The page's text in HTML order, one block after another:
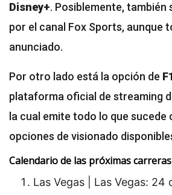
Disney+. Posiblemente, también
por el canal Fox Sports, aunque
anunciado.
Por otro lado está la opción de
plataforma oficial de streaming
la cual emite todo lo que sucede
opciones de visionado
Calendario de las próximas
Las Vegas | Las Vegas: 24